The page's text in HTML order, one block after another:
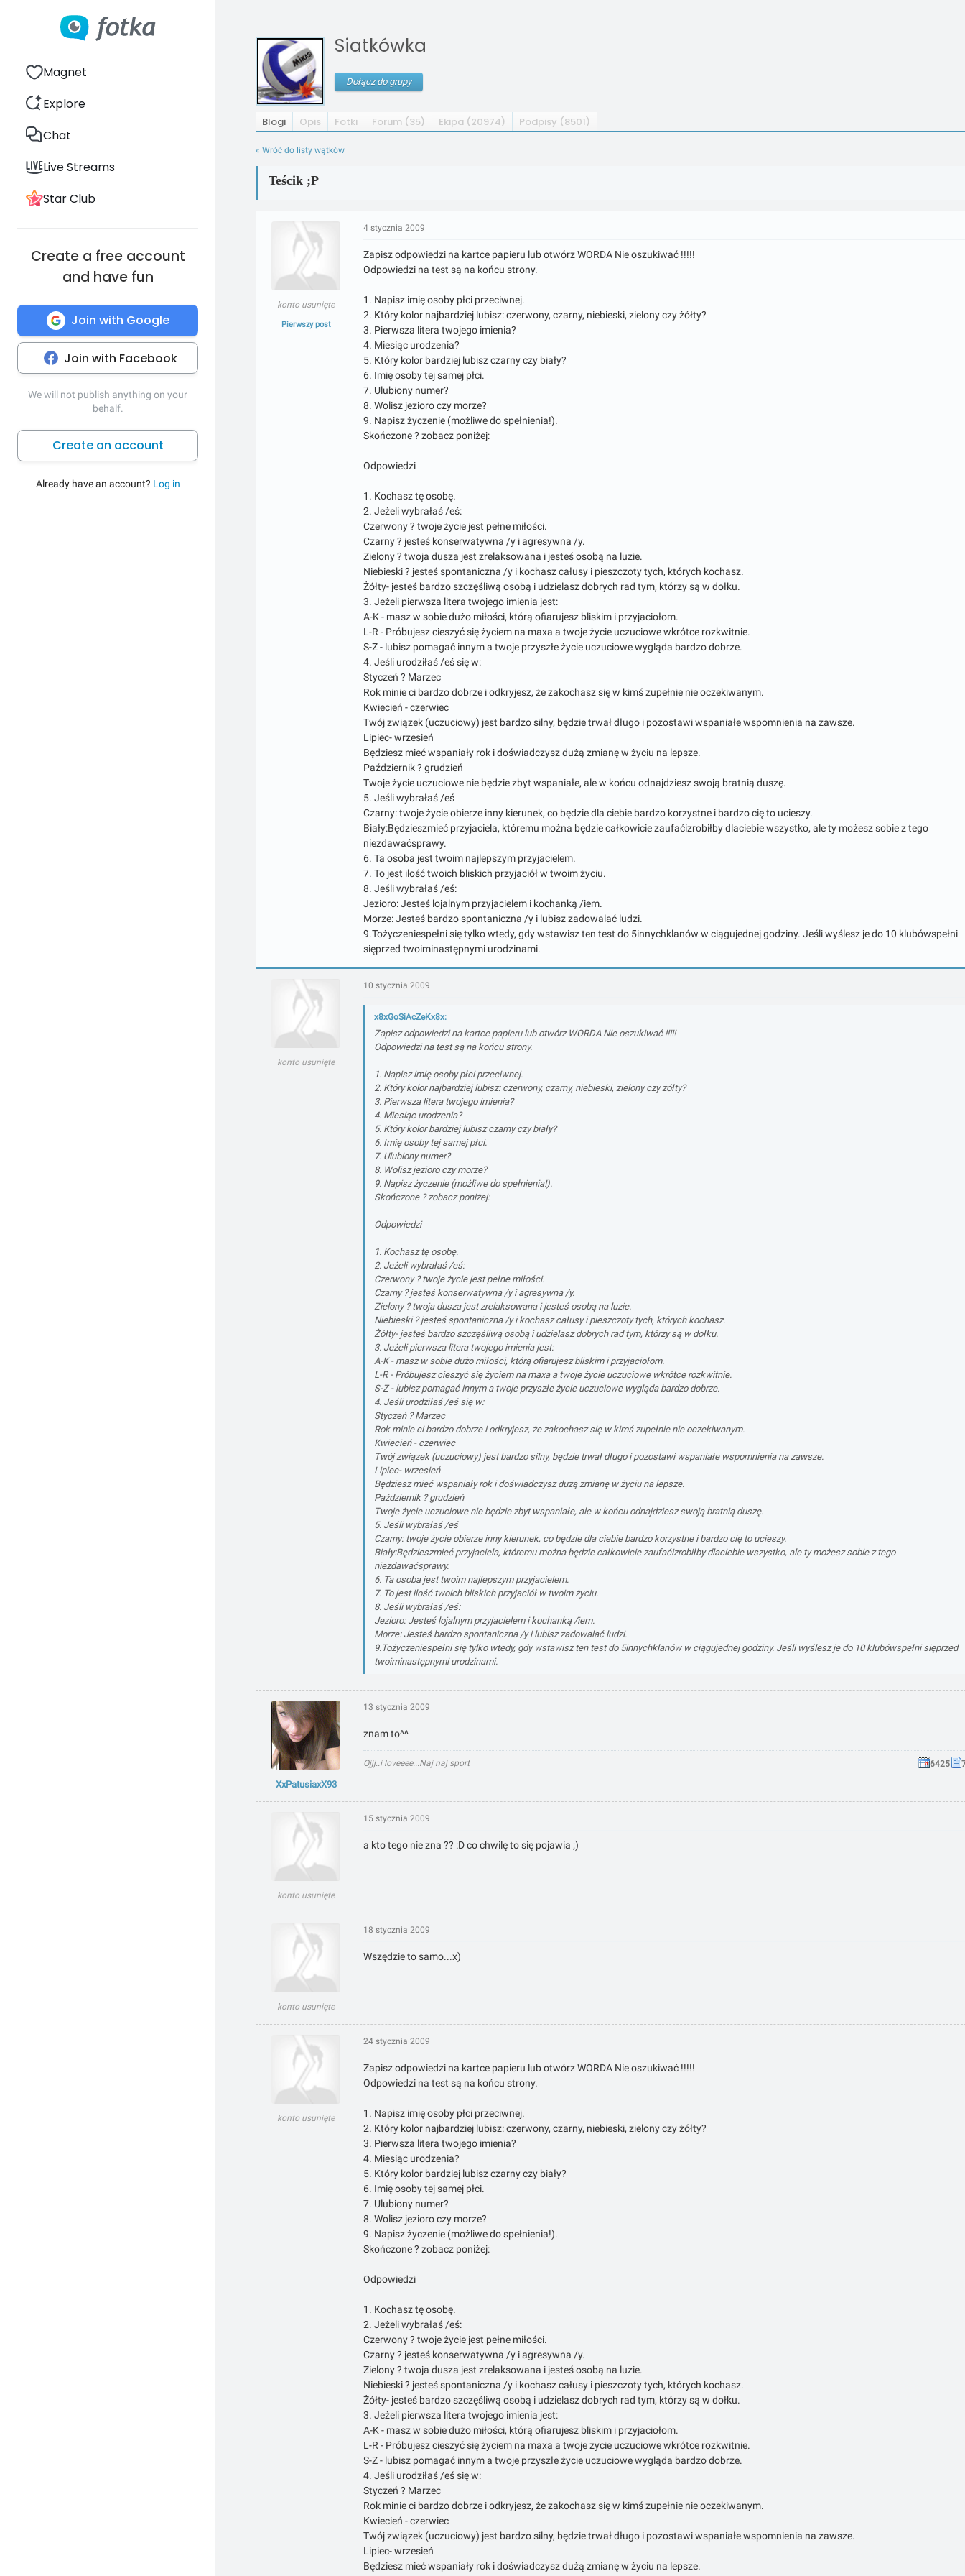
Magnet
Explore
Chat
Live Streams
Star Club
Create a free account
and have fun
Join with Google
Join with Facebook
We will not publish anything on your
behalf.
Create an account
Already have an account? Log in
Siatkówka
Dołącz do grupy
Blogi Opis Fotki Forum (35) Ekipa (20974) Podpisy (8501)
« Wróć do listy wątków
Teścik ;P
konto usunięte
Pierwszy post
4 stycznia 2009
Zapisz odpowiedzi na kartce papieru lub otwórz WORDA Nie oszukiwać !!!!!
Odpowiedzi na test są na końcu strony.
1. Napisz imię osoby płci przeciwnej.
2. Który kolor najbardziej lubisz: czerwony, czarny, niebieski, zielony czy żółty?
3. Pierwsza litera twojego imienia?
4. Miesiąc urodzenia?
5. Który kolor bardziej lubisz czarny czy biały?
6. Imię osoby tej samej płci.
7. Ulubiony numer?
8. Wolisz jezioro czy morze?
9. Napisz życzenie (możliwe do spełnienia!).
Skończone ? zobacz poniżej:
Odpowiedzi
1. Kochasz tę osobę.
2. Jeżeli wybrałaś /eś:
Czerwony ? twoje życie jest pełne miłości.
Czarny ? jesteś konserwatywna /y i agresywna /y.
Zielony ? twoja dusza jest zrelaksowana i jesteś osobą na luzie.
Niebieski ? jesteś spontaniczna /y i kochasz całusy i pieszczoty tych, których kochasz.
Żółty- jesteś bardzo szczęśliwą osobą i udzielasz dobrych rad tym, którzy są w dołku.
3. Jeżeli pierwsza litera twojego imienia jest:
A-K - masz w sobie dużo miłości, którą ofiarujesz bliskim i przyjaciołom.
L-R - Próbujesz cieszyć się życiem na maxa a twoje życie uczuciowe wkrótce rozkwitnie.
S-Z - lubisz pomagać innym a twoje przyszłe życie uczuciowe wygląda bardzo dobrze.
4. Jeśli urodziłaś /eś się w:
Styczeń ? Marzec
Rok minie ci bardzo dobrze i odkryjesz, że zakochasz się w kimś zupełnie nie oczekiwanym.
Kwiecień - czerwiec
Twój związek (uczuciowy) jest bardzo silny, będzie trwał długo i pozostawi wspaniałe wspomnienia na zawsze.
Lipiec- wrzesień
Będziesz mieć wspaniały rok i doświadczysz dużą zmianę w życiu na lepsze.
Październik ? grudzień
Twoje życie uczuciowe nie będzie zbyt wspaniałe, ale w końcu odnajdziesz swoją bratnią duszę.
5. Jeśli wybrałaś /eś
Czarny: twoje życie obierze inny kierunek, co będzie dla ciebie bardzo korzystne i bardzo cię to ucieszy.
Biały:Będzieszmieć przyjaciela, któremu można będzie całkowicie zaufaćizrobiłby dlaciebie wszystko, ale ty możesz sobie z tego
niezdawaćsprawy.
6. Ta osoba jest twoim najlepszym przyjacielem.
7. To jest ilość twoich bliskich przyjaciół w twoim życiu.
8. Jeśli wybrałaś /eś:
Jezioro: Jesteś lojalnym przyjacielem i kochanką /iem.
Morze: Jesteś bardzo spontaniczna /y i lubisz zadowalać ludzi.
9.Tożyczeniespełni się tylko wtedy, gdy wstawisz ten test do 5innychklanów w ciągujednej godziny. Jeśli wyślesz je do 10 klubówspełni
sięprzed twoiminastępnymi urodzinami.
konto usunięte
10 stycznia 2009
x8xGoSiAcZeKx8x:
Zapisz odpowiedzi na kartce papieru lub otwórz WORDA Nie oszukiwać !!!!!
Odpowiedzi na test są na końcu strony.
1. Napisz imię osoby płci przeciwnej.
2. Który kolor najbardziej lubisz: czerwony, czarny, niebieski, zielony czy żółty?
3. Pierwsza litera twojego imienia?
4. Miesiąc urodzenia?
5. Który kolor bardziej lubisz czarny czy biały?
6. Imię osoby tej samej płci.
7. Ulubiony numer?
8. Wolisz jezioro czy morze?
9. Napisz życzenie (możliwe do spełnienia!).
Skończone ? zobacz poniżej:
Odpowiedzi
1. Kochasz tę osobę.
2. Jeżeli wybrałaś /eś:
Czerwony ? twoje życie jest pełne miłości.
Czarny ? jesteś konserwatywna /y i agresywna /y.
Zielony ? twoja dusza jest zrelaksowana i jesteś osobą na luzie.
Niebieski ? jesteś spontaniczna /y i kochasz całusy i pieszczoty tych, których kochasz.
Żółty- jesteś bardzo szczęśliwą osobą i udzielasz dobrych rad tym, którzy są w dołku.
3. Jeżeli pierwsza litera twojego imienia jest:
A-K - masz w sobie dużo miłości, którą ofiarujesz bliskim i przyjaciołom.
L-R - Próbujesz cieszyć się życiem na maxa a twoje życie uczuciowe wkrótce rozkwitnie.
S-Z - lubisz pomagać innym a twoje przyszłe życie uczuciowe wygląda bardzo dobrze.
4. Jeśli urodziłaś /eś się w:
Styczeń ? Marzec
Rok minie ci bardzo dobrze i odkryjesz, że zakochasz się w kimś zupełnie nie oczekiwanym.
Kwiecień - czerwiec
Twój związek (uczuciowy) jest bardzo silny, będzie trwał długo i pozostawi wspaniałe wspomnienia na zawsze.
Lipiec- wrzesień
Będziesz mieć wspaniały rok i doświadczysz dużą zmianę w życiu na lepsze.
Październik ? grudzień
Twoje życie uczuciowe nie będzie zbyt wspaniałe, ale w końcu odnajdziesz swoją bratnią duszę.
5. Jeśli wybrałaś /eś
Czarny: twoje życie obierze inny kierunek, co będzie dla ciebie bardzo korzystne i bardzo cię to ucieszy.
Biały:Będzieszmieć przyjaciela, któremu można będzie całkowicie zaufaćizrobiłby dlaciebie wszystko, ale ty możesz sobie z tego
niezdawaćsprawy.
6. Ta osoba jest twoim najlepszym przyjacielem.
7. To jest ilość twoich bliskich przyjaciół w twoim życiu.
8. Jeśli wybrałaś /eś:
Jezioro: Jesteś lojalnym przyjacielem i kochanką /iem.
Morze: Jesteś bardzo spontaniczna /y i lubisz zadowalać ludzi.
9.Tożyczeniespełni się tylko wtedy, gdy wstawisz ten test do 5innychklanów w ciągujednej godziny. Jeśli wyślesz je do 10 klubówspełni sięprzed
twoiminastępnymi urodzinami.
XxPatusiaxX93
13 stycznia 2009
znam to^^
Ojjj..i loveeee...Naj naj sport 6425
konto usunięte
15 stycznia 2009
a kto tego nie zna ?? :D co chwilę to się pojawia ;)
konto usunięte
18 stycznia 2009
Wszędzie to samo...x)
konto usunięte
24 stycznia 2009
Zapisz odpowiedzi na kartce papieru lub otwórz WORDA Nie oszukiwać !!!!!
Odpowiedzi na test są na końcu strony.
1. Napisz imię osoby płci przeciwnej.
2. Który kolor najbardziej lubisz: czerwony, czarny, niebieski, zielony czy żółty?
3. Pierwsza litera twojego imienia?
4. Miesiąc urodzenia?
5. Który kolor bardziej lubisz czarny czy biały?
6. Imię osoby tej samej płci.
7. Ulubiony numer?
8. Wolisz jezioro czy morze?
9. Napisz życzenie (możliwe do spełnienia!).
Skończone ? zobacz poniżej:
Odpowiedzi
1. Kochasz tę osobę.
2. Jeżeli wybrałaś /eś:
Czerwony ? twoje życie jest pełne miłości.
Czarny ? jesteś konserwatywna /y i agresywna /y.
Zielony ? twoja dusza jest zrelaksowana i jesteś osobą na luzie.
Niebieski ? jesteś spontaniczna /y i kochasz całusy i pieszczoty tych, których kochasz.
Żółty- jesteś bardzo szczęśliwą osobą i udzielasz dobrych rad tym, którzy są w dołku.
3. Jeżeli pierwsza litera twojego imienia jest:
A-K - masz w sobie dużo miłości, którą ofiarujesz bliskim i przyjaciołom.
L-R - Próbujesz cieszyć się życiem na maxa a twoje życie uczuciowe wkrótce rozkwitnie.
S-Z - lubisz pomagać innym a twoje przyszłe życie uczuciowe wygląda bardzo dobrze.
4. Jeśli urodziłaś /eś się w:
Styczeń ? Marzec
Rok minie ci bardzo dobrze i odkryjesz, że zakochasz się w kimś zupełnie nie oczekiwanym.
Kwiecień - czerwiec
Twój związek (uczuciowy) jest bardzo silny, będzie trwał długo i pozostawi wspaniałe wspomnienia na zawsze.
Lipiec- wrzesień
Będziesz mieć wspaniały rok i doświadczysz dużą zmianę w życiu na lepsze.